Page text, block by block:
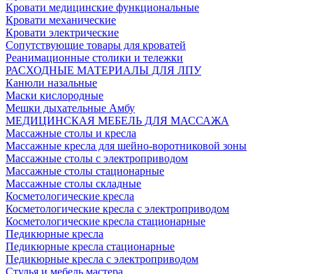
Кровати медицинские функциональные
Кровати механические
Кровати электрические
Сопутствующие товары для кроватей
Реанимационные столики и тележки
РАСХОДНЫЕ МАТЕРИАЛЫ ДЛЯ ЛПУ
Канюли назальные
Маски кислородные
Мешки дыхательные Амбу
МЕДИЦИНСКАЯ МЕБЕЛЬ ДЛЯ МАССАЖА
Массажные столы и кресла
Массажные кресла для шейно-воротниковой зоны
Массажные столы с электроприводом
Массажные столы стационарные
Массажные столы складные
Косметологические кресла
Косметологические кресла с электроприводом
Косметологические кресла стационарные
Педикюрные кресла
Педикюрные кресла стационарные
Педикюрные кресла с электроприводом